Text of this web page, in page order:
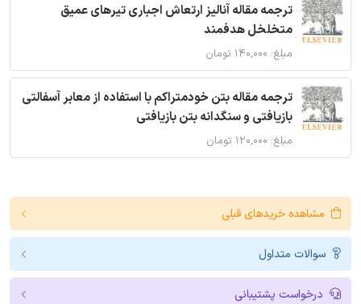
ترجمه مقاله آنالیز ارتعاش اجباری تیرهای عمیق
متخلخل هدفمند
مبلغ: ۱۴۰,۰۰۰ تومان
ترجمه مقاله بتن خودمتراکم با استفاده از معابر آسفالتی
بازیافتی و سنگدانه بتن بازیافتی
مبلغ: ۱۲۰,۰۰۰ تومان
مشاهده خریدهای قبلی
سوالات متداول
درخواست پشتیبانی